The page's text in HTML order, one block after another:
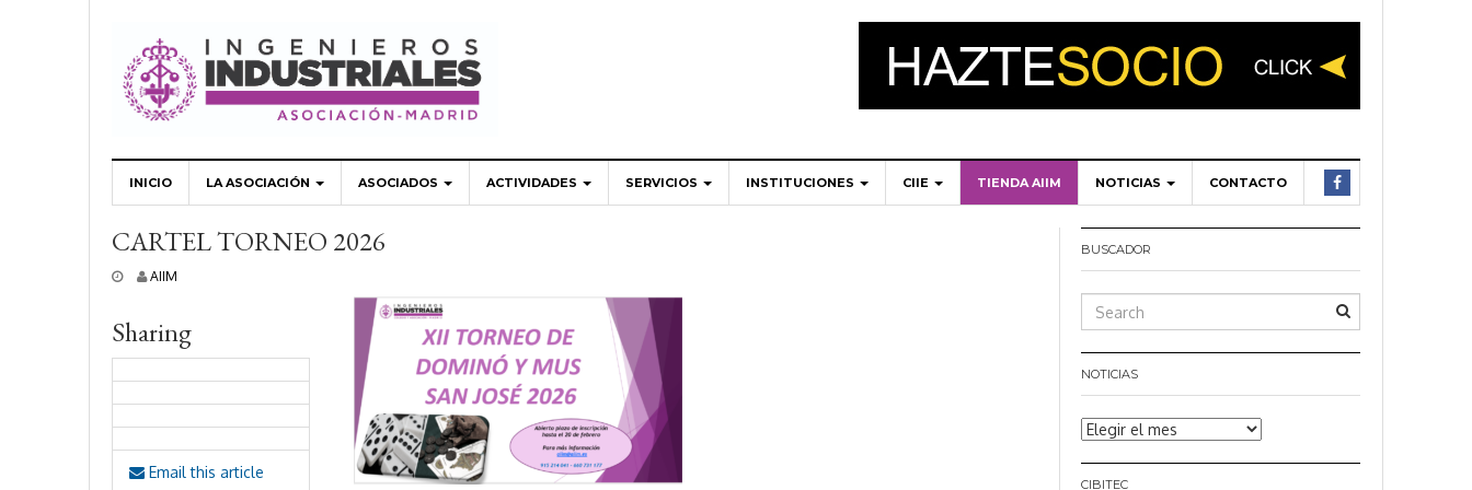
INICIO LA ASOCIACIÓN ASOCIADOS ACTIVIDADES SERVICIOS INSTITUCIONES CIIE TIENDA AIIM NOTICIAS CONTACTO
CARTEL TORNEO 2026
b
r
o
,
2
AIIM
Sharing
Email this article
BUSCADOR
NOTICIAS
Noticias
CIBITEC